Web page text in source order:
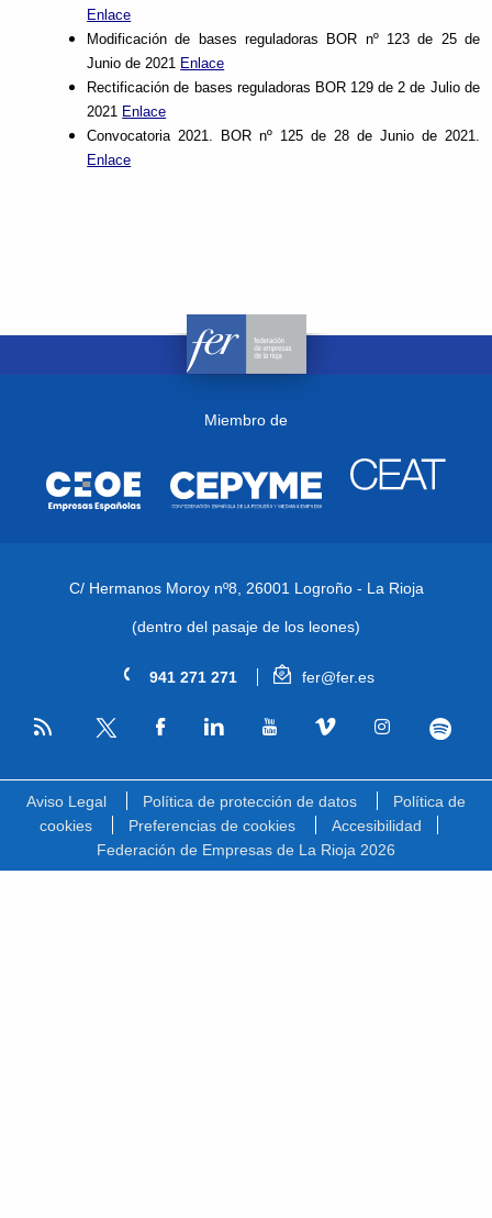
Enlace
Modificación de bases reguladoras BOR nº 123 de 25 de
Junio de 2021 Enlace
Rectificación de bases reguladoras BOR 129 de 2 de Julio de
2021 Enlace
Convocatoria 2021. BOR nº 125 de 28 de Junio de 2021.
Enlace
Miembro de
C/ Hermanos Moroy nº8, 26001 Logroño - La Rioja
(dentro del pasaje de los leones)
941 271 271 fer@fer.es
RSS
Aviso Legal Política de protección de datos
Política de
cookies
Preferencias de cookies
Accesibilidad
Federación de Empresas de La Rioja 2026